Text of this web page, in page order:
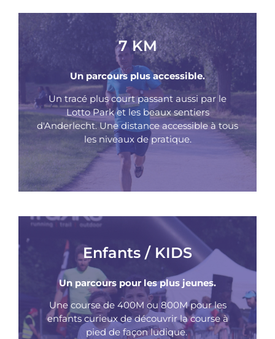
7 KM
Un parcours plus accessible.
Un tracé plus court passant aussi par le
Lotto Park et les beaux sentiers
d'Anderlecht. Une distance accessible à tous
les niveaux de pratique.
Enfants / KIDS
Un parcours pour les plus jeunes.
Une course de 400M ou 800M pour les
enfants curieux de découvrir la course à
pied de façon ludique.